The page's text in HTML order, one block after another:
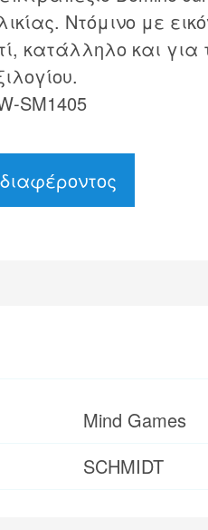
Ντόμινο με
κατάλληλο και για
SM1405
Mind Games
SCHMIDT